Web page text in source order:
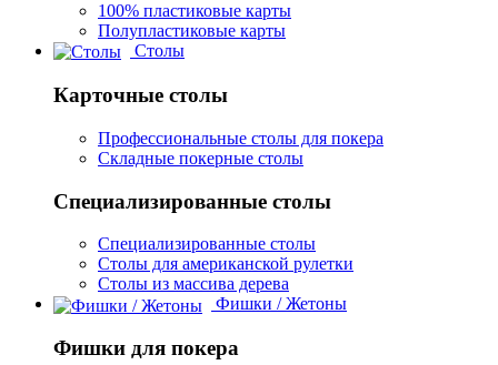
100% пластиковые карты
Полупластиковые карты
Столы
Карточные столы
Профессиональные столы для покера
Складные покерные столы
Специализированные столы
Специализированные столы
Столы для американской рулетки
Столы из массива дерева
Фишки / Жетоны
Фишки для покера